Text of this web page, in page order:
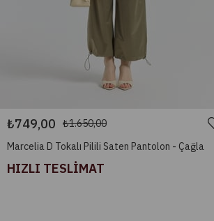
₺749,00
₺1.650,00
Marcelia D Tokalı Pilili Saten Pantolon - Çağla
HIZLI TESLİMAT